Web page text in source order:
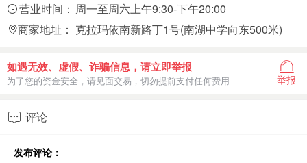
营业时间： 周一至周六上午9:30-下午20:00
商家地址： 克拉玛依南新路丁1号(南湖中学向东500米)
如遇无效、虚假、诈骗信息，请立即举报
为了您的资金安全，请见面交易，切勿提前支付任何费用 举报
 评论
发布评论：